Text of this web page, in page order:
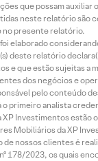
que possam auxiliar
neste relatório são
no presente relatório.
elaborado
deste relatório
e que estão sujeitas a
dos negócios e
pelo conteúdo
o primeiro analista
XP Investimentos estão
Mobiliários da XP
de nossos clientes é
178/2023, os quais